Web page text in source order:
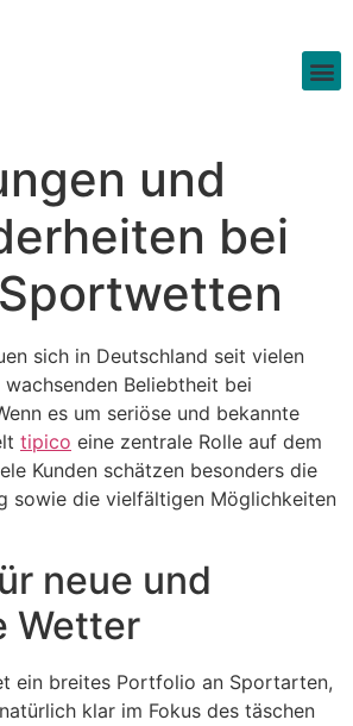
und
bei
sich in Deutschland seit vielen
Beliebtheit bei
es um seriöse und bekannte
tipico eine zentrale Rolle auf dem
Kunden schätzen besonders die
sowie die vielfältigen Möglichkeiten
neue und
Wetter
ein breites Portfolio an Sportarten,
klar im Fokus des täschen